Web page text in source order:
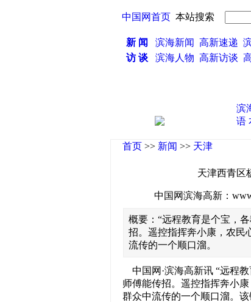
中国网首页 本站搜索
新 闻
滨海新闻 高新速递
访 谈
滨海人物 高新访谈
滨
语
首页 >> 新闻 >> 天津
天津西青区
中国网滨海高新：
概要：“远程教育是个宝，
招。遥控指挥奔小康，农民
流传的一个顺口溜。
中国网·滨海高新讯 “远程
师傅能传招。遥控指挥奔小
群众中流传的一个顺口溜。